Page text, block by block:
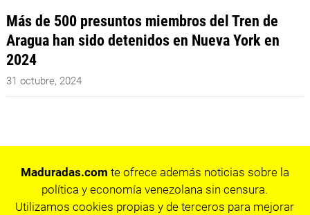
Más de 500 presuntos miembros del Tren de
Aragua han sido detenidos en Nueva York en
2024
31 octubre, 2024
Maduradas.com te ofrece además noticias sobre la
política y economía venezolana sin censura.
Utilizamos cookies propias y de terceros para mejorar